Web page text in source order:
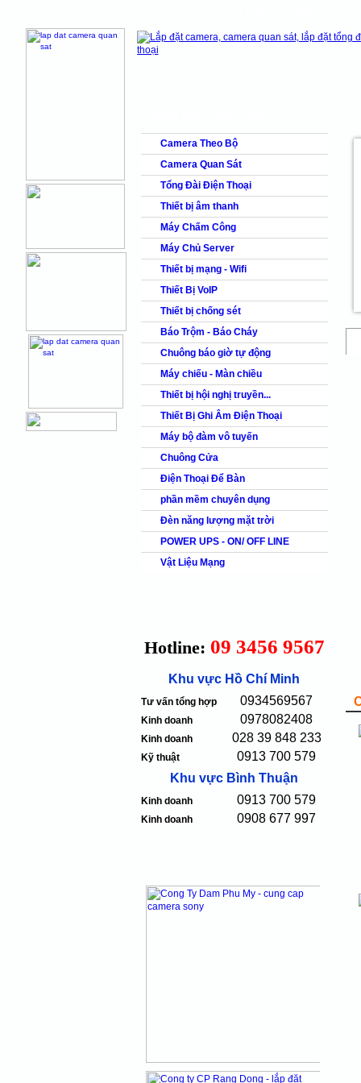
shops faq products
Camera Theo Bộ
Camera Quan Sát
Tổng Đài Điện Thoại
Thiết bị âm thanh
Máy Chấm Công
Máy Chủ Server
Thiết bị mạng - Wifi
Thiết Bị VoIP
Thiết bị chống sét
Báo Trộm - Báo Cháy
Chuông báo giờ tự động
Máy chiếu - Màn chiều
Thiết bị hội nghị truyền...
Thiết Bị Ghi Âm Điện Thoại
Máy bộ đàm vô tuyến
Chuông Cửa
Điện Thoại Để Bàn
phần mềm chuyên dụng
Đèn năng lượng mặt trời
POWER UPS - ON/ OFF LINE
Vật Liệu Mạng
Hotline: 09 3456 9567
Khu vực Hồ Chí Minh
Tư vấn tổng hợp 0934569567
Kinh doanh 0978082408
Kinh doanh 028 39 848 233
Kỹ thuật
0913 700 579
Khu vực Bình Thuận
Kinh doanh 0913 700 579
Kinh doanh 0908 677 997